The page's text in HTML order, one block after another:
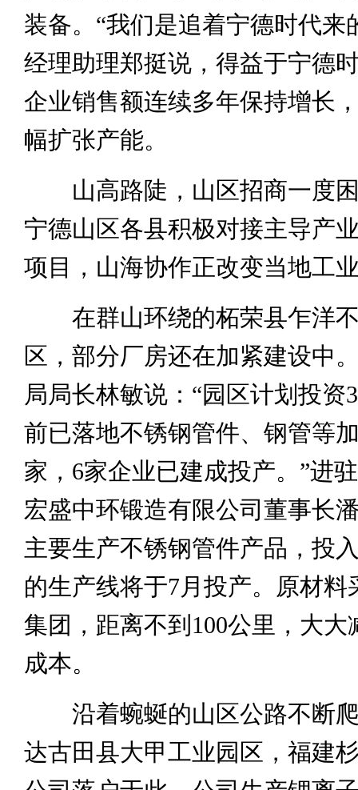
装备。“我们是追着宁德时代来
经理助理郑挺说，得益于宁德
企业销售额连续多年保持增长
幅扩张产能。
山高路陡，山区招商一度困
宁德山区各县积极对接主导产
项目，山海协作正改变当地工
在群山环绕的柘荣县乍洋不
区，部分厂房还在加紧建设中
局局长林敏说：“园区计划投资
前已落地不锈钢管件、钢管等
家，6家企业已建成投产。”进
宏盛中环锻造有限公司董事长
主要生产不锈钢管件产品，投
的生产线将于7月投产。原材料
集团，距离不到100公里，大大
成本。
沿着蜿蜒的山区公路不断爬
达古田县大甲工业园区，福建